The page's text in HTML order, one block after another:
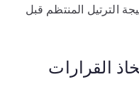
الترتيل المنتظم قبل
القرارات